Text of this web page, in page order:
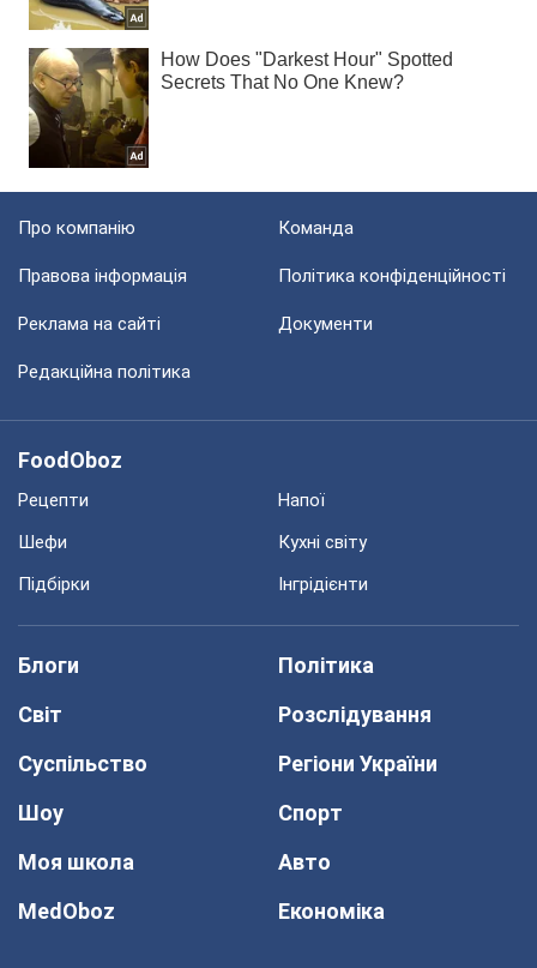
Про компанію Команда
Правова інформація Політика конфіденційності
Реклама на сайті Документи
Редакційна політика
FoodOboz
Рецепти
Напої
Шефи
Кухні світу
Підбірки
Інгрідієнти
Блоги
Політика
Світ
Розслідування
Суспільство
Регіони України
Шоу
Спорт
Моя школа
Авто
MedOboz
Економіка